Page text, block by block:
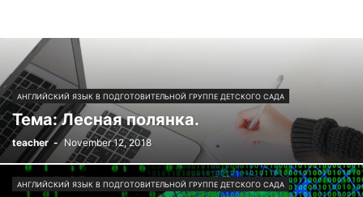
АНГЛИЙСКИЙ ЯЗЫК В ПОДГОТОВИТЕЛЬНОЙ ГРУППЕ ДЕТСКОГО САДА
Тема: Лесная полянка.
teacher - November 12, 2018
АНГЛИЙСКИЙ ЯЗЫК В ПОДГОТОВИТЕЛЬНОЙ ГРУППЕ ДЕТСКОГО САДА